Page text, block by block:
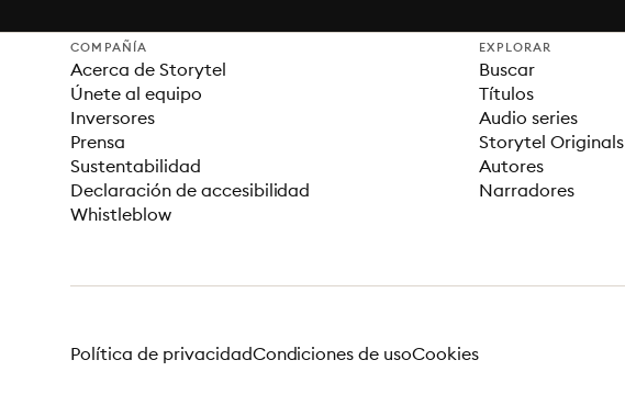
COMPAÑÍA
Acerca de Storytel
Únete al equipo
Inversores
Prensa
Sustentabilidad
Declaración de accesibilidad
Whistleblow
EXPLORAR
Buscar
Títulos
Audio series
Storytel Originals
Autores
Narradores
Política de privacidadCondiciones de usoCookies